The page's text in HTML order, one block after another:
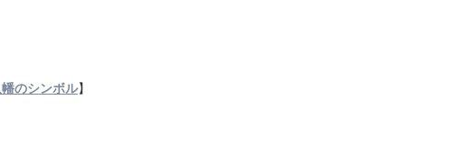
のシンボル】